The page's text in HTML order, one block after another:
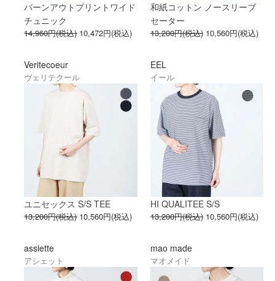
バーンアウトプリントワイド
チュニック
14,960円(税込) 10,472円(税込)
和紙コットン ノースリーブ
セーター
13,200円(税込) 10,560円(税込)
Veritecoeur
ヴェリテクール
ユニセックス S/S TEE
13,200円(税込) 10,560円(税込)
EEL
イール
HI QUALITEE S/S
13,200円(税込) 10,560円(税込)
assiette
アシェット
mao made
マオメイド